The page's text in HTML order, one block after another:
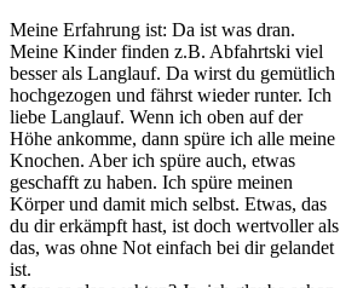
Meine Erfahrung ist: Da ist was dran.
Meine Kinder finden z.B. Abfahrtski viel
besser als Langlauf. Da wirst du gemütlich
hochgezogen und fährst wieder runter. Ich
liebe Langlauf. Wenn ich oben auf der
Höhe ankomme, dann spüre ich alle meine
Knochen. Aber ich spüre auch, etwas
geschafft zu haben. Ich spüre meinen
Körper und damit mich selbst. Etwas, das
du dir erkämpft hast, ist doch wertvoller als
das, was ohne Not einfach bei dir gelandet
ist.